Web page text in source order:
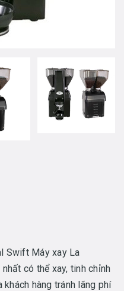
Swift Máy xay La
có thể xay, tinh chỉnh
hàng tránh lãng phí